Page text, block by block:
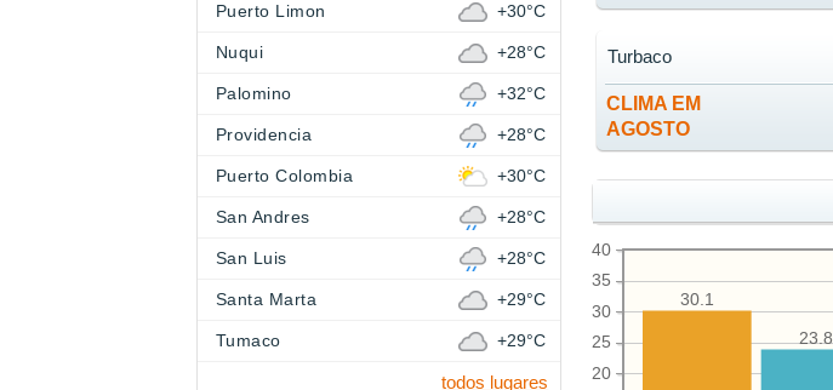
CLIMA EM
AGOSTO
Turbaco
20
25
30
35
40
30.1
23.8
Puerto Limon +30°C
Nuqui +28°C
Palomino +32°C
Providencia +28°C
Puerto Colombia +30°C
San Andres +28°C
San Luis +28°C
Santa Marta +29°C
Tumaco +29°C
todos lugares